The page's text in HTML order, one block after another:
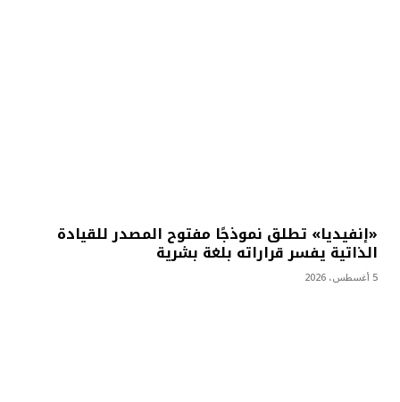
«إنفيديا» تطلق نموذجًا مفتوح المصدر للقيادة
الذاتية يفسر قراراته بلغة بشرية
5 أغسطس، 2026